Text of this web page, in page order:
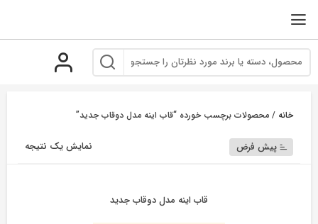
خانه / محصولات برچسب خورده “قاب اینه مدل دوقاب جدید”
نمایش یک نتیجه پیش فرض
قاب اینه مدل دوقاب جدید